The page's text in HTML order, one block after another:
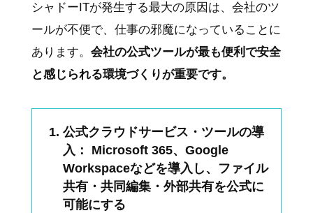
シャドーITが発生する最大の原因は、会社のツ
ールが不便で、仕事の邪魔になっていることに
あります。 会社の公式ツールが最も便利で安全
と感じられる環境づくりが重要です。
公式クラウドサービス・ツールの導
入： Microsoft 365、Google
Workspaceなどを導入し、ファイル
共有・共同編集・外部共有を公式に
可能にする